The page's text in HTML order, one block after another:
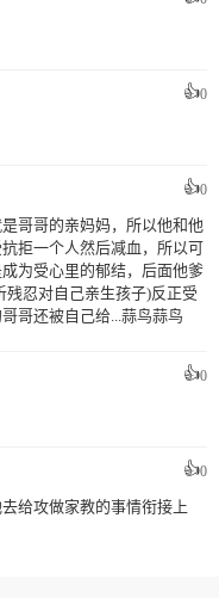
👍0
👍0
哥哥的亲妈妈，所以他和他
拒一个人然后减血，所以可
为受心里的郁结，后面他爹
忍对自己亲生孩子)反正受
哥还被自己给...蒜鸟蒜鸟
👍0
👍0
给攻做家教的事情衔接上